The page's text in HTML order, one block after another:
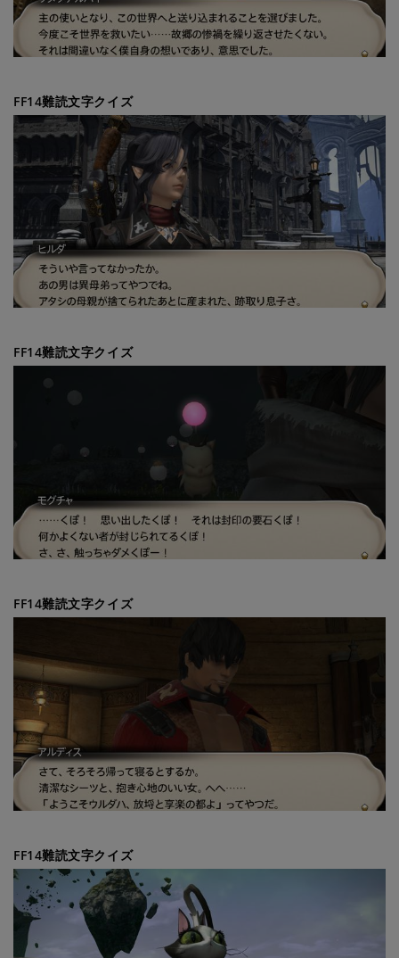
FF14難読文字クイズ
FF14難読文字クイズ
FF14難読文字クイズ
FF14難読文字クイズ